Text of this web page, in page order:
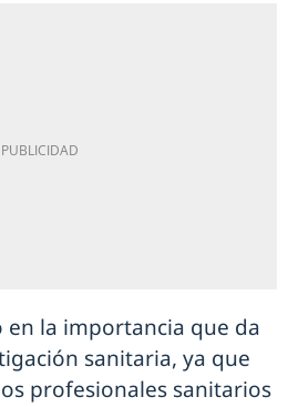
la importancia que da
sanitaria, ya que
profesionales sanitarios